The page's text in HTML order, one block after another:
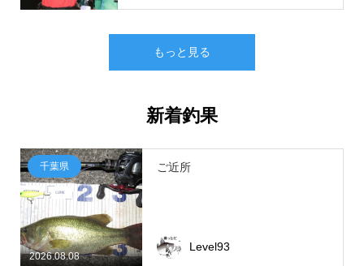
もっと見る
新着釣果
2026.08.08
千葉県 ご近所
Level93